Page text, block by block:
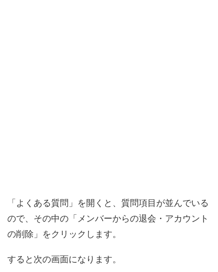
「よくある質問」を開くと、質問項目が並んでいる
ので、その中の「メンバーからの退会・アカウント
の削除」をクリックします。
すると次の画面になります。